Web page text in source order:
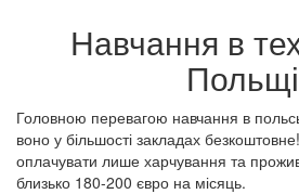
Навчання в
Польщі
Головною перевагою навчання в
воно у більшості закладах
оплачувати лише харчування та
близько 180-200 євро на місяць.